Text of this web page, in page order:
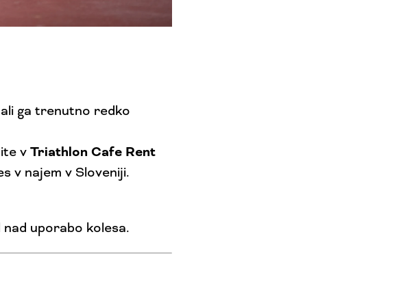
ga trenutno redko
v Triathlon Cafe Rent
v najem v Sloveniji.
uporabo kolesa.